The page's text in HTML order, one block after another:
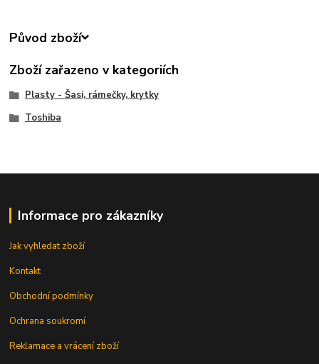
Původ zboží
Zboží zařazeno v kategoriích
Plasty - Šasi, rámečky, krytky
Toshiba
Informace pro zákazníky
Jak vyhledat zboží
Kontakt
Obchodní podmínky
Ochrana soukromí
Reklamace a vrácení zboží